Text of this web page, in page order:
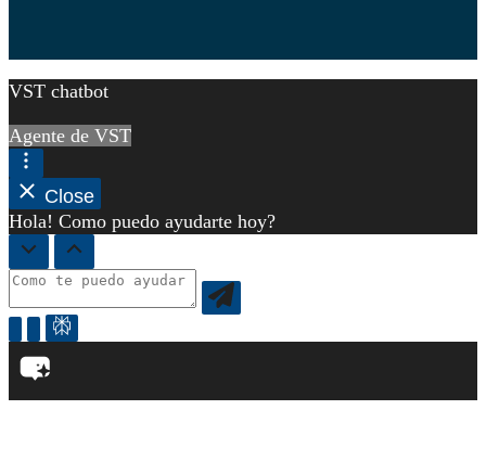
VST chatbot
Agente de VST
Close
Hola! Como puedo ayudarte hoy?